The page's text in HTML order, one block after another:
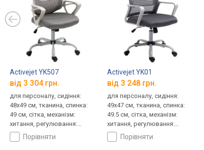
Activejet YK507
від 3 304 грн.
для персоналу, сидіння:
48x49 см, тканина, спинка:
49 см, сітка, механізм:
хитання, регулювання:
висоти, жорсткості
порівняти
Activejet YK01
від 3 248 грн.
для персоналу, сидіння:
49x47 см, тканина, спинка:
49.5 см, сітка, механізм:
хитання, регулювання:
висоти, жорсткості
порівняти